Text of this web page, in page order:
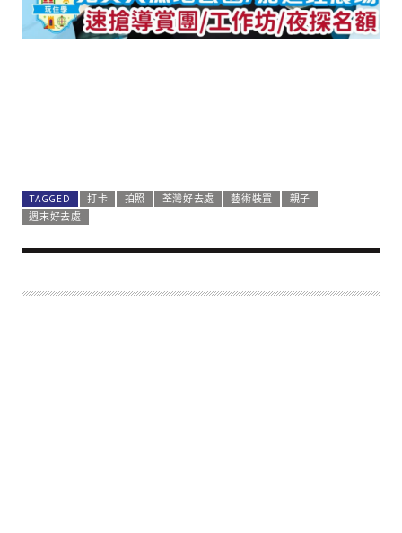
TAGGED 打卡 拍照 荃灣好去處 藝術裝置
親子
週末好去處